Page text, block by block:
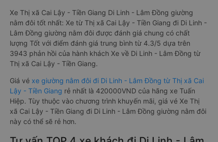
Xe Thị xã Cai Lậy - Tiền Giang Di Linh - Lâm Đồng giường
nằm đôi tốt nhất: Xe từ Thị xã Cai Lậy - Tiền Giang đi Di Linh -
Lâm Đồng giường nằm đôi được đánh giá chung có chất
lượng Tốt với điểm đánh giá trung bình từ 4.3/5 dựa trên
3943 phản hồi của hành khách Xe về Di Linh - Lâm Đồng từ
Thị xã Cai Lậy - Tiền Giang.
Giá vé xe giường nằm đôi đi Di Linh - Lâm Đồng từ Thị xã Cai
Lậy - Tiền Giang rẻ nhất là 420000VND của hãng xe Tuấn
Hiệp. Tùy thuộc vào chương trình khuyến mãi, giá vé Xe Thị
xã Cai Lậy - Tiền Giang đi Di Linh - Lâm Đồng giường nằm đôi
này có thể sẽ rẻ hơn.